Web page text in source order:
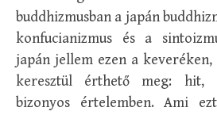
buddhizmusban a japán
konfucianizmus és a
japán jellem ezen a
keresztül érthető meg: hit,
bizonyos értelemben. Ami